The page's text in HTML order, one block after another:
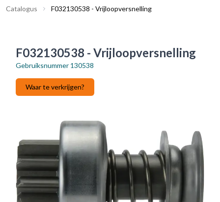
Catalogus F032130538 - Vrijloopversnelling
F032130538 - Vrijloopversnelling
Gebruiksnummer 130538
Waar te verkrijgen?